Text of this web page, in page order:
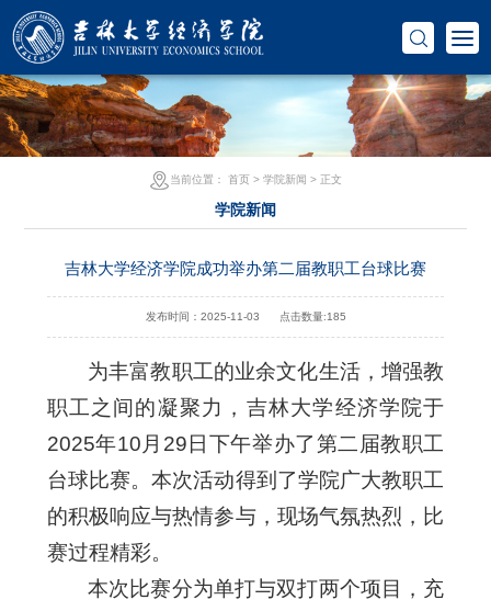
当前位置： 首页> 学院新闻 > 正文
学院新闻
吉林大学经济学院成功举办第二届教职工台球比赛
发布时间：2025-11-03 点击数量:185
为丰富教职工的业余文化生活，增强教
职工之间的凝聚力，吉林大学经济学院于
2025年10月29日下午举办了第二届教职工
台球比赛。本次活动得到了学院广大教职工
的积极响应与热情参与，现场气氛热烈，比
赛过程精彩。
本次比赛分为单打与双打两个项目，充